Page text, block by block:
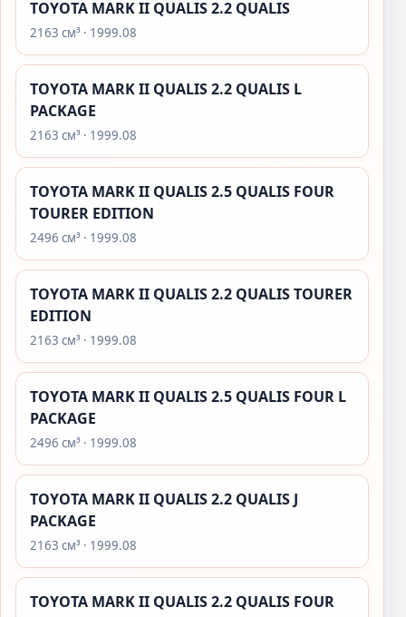
TOYOTA MARK II QUALIS 2.2 QUALIS
2163 см³ · 1999.08
TOYOTA MARK II QUALIS 2.2 QUALIS L
PACKAGE
2163 см³ · 1999.08
TOYOTA MARK II QUALIS 2.5 QUALIS FOUR
TOURER EDITION
2496 см³ · 1999.08
TOYOTA MARK II QUALIS 2.2 QUALIS TOURER
EDITION
2163 см³ · 1999.08
TOYOTA MARK II QUALIS 2.5 QUALIS FOUR L
PACKAGE
2496 см³ · 1999.08
TOYOTA MARK II QUALIS 2.2 QUALIS J
PACKAGE
2163 см³ · 1999.08
TOYOTA MARK II QUALIS 2.2 QUALIS FOUR